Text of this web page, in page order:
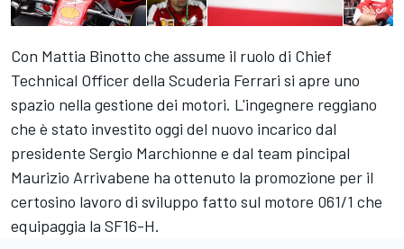
Con Mattia Binotto che assume il ruolo di Chief
Technical Officer della Scuderia Ferrari si apre uno
spazio nella gestione dei motori. L'ingegnere reggiano
che è stato investito oggi del nuovo incarico dal
presidente Sergio Marchionne e dal team pincipal
Maurizio Arrivabene ha ottenuto la promozione per il
certosino lavoro di sviluppo fatto sul motore 061/1 che
equipaggia la SF16-H.